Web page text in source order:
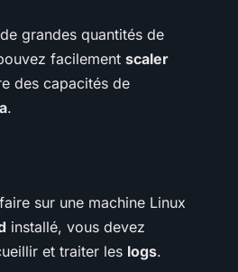
grandes quantités de
facilement scaler
des capacités de
.
sur une machine Linux
installé, vous devez
et traiter les logs.